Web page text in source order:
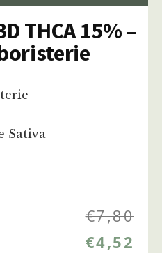
THCA 15% –
Sativa
€7,80
€4,52